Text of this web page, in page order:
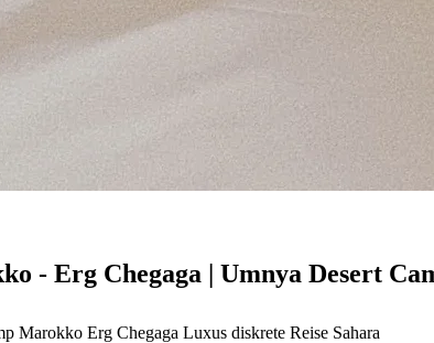
- Erg Chegaga | Umnya Desert
Marokko Erg Chegaga Luxus diskrete Reise Sahara